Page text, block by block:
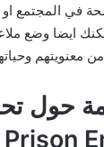
في المجتمع
ايضا وضع
معنويتهم
حول
Prison